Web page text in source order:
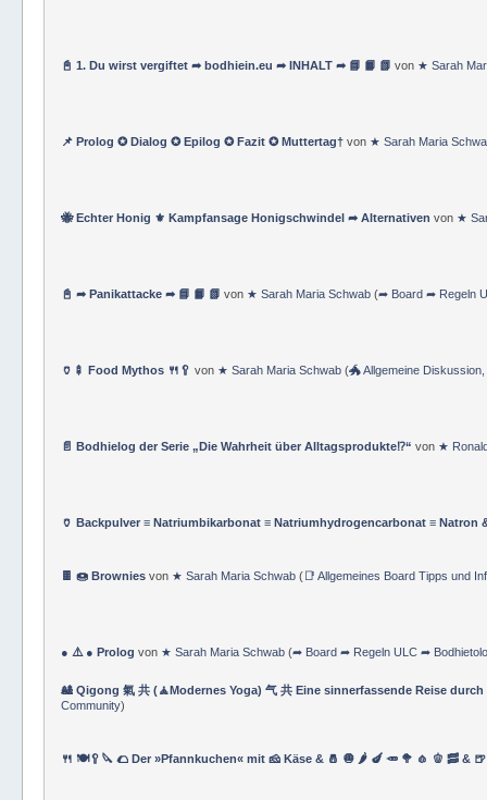
📓 1. Du wirst vergiftet ➦ bodhiein.eu ➦ INHALT ➦ 📘 📙 📗von ★ Sarah
📌 Prolog ✪ Dialog ✪ Epilog ✪ Fazit ✪ Muttertag† von ★ Sarah Maria
🐝 Echter Honig ⚜ Kampfansage Honigschwindel ➦ Alternativen von ★
📓 ➦ Panikattacke ➦ 📘 📙 📗 von ★ Sarah Maria Schwab (➦ Board ➦ Regeln
🏺🍢 Food Mythos 🍴🥄 von ★ Sarah Maria Schwab (🐲 Allgemeine
📄 Bodhielog der Serie „Die Wahrheit über Alltagsprodukte⁉️“ von ★
🏺 Backpulver ≡ Natriumbikarbonat ≡ Natriumhydrogencarbonat ≡ Natron
🍫 🍩 Brownies von ★ Sarah Maria Schwab (📑 Allgemeines Board Tipps und
● ⚠️ ● Prolog von ★ Sarah Maria Schwab (➦ Board ➦ Regeln ULC ➦
🎎 Qigong 氣 共 (🧘Modernes Yoga) 气 共 Eine sinnerfassende Reise
Community)
🍴 🍽🥄🔪 🌮 Der »Pfannkuchen« mit 🧀 Käse & 🧂 🧅 🌶 🍆 🥕 🥦 🧄 🫑 🥓 &